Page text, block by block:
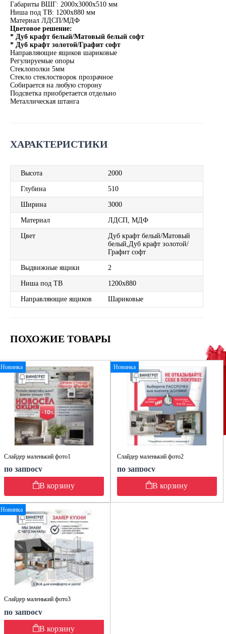
Габариты ВШГ: 2000х3000х510 мм
Ниша под ТВ: 1200х880 мм
Материал ЛДСП/МДФ
Цветовое решение:
* Дуб крафт белый/Матовый белый софт
* Дуб крафт золотой/Графит софт
Направляющие ящиков шариковые
Регулируемые опоры
Стеклополки 5мм
Стекло стеклостворок прозрачное
Собирается на любую сторону
Подсветка приобретается отдельно
Металлическая штанга
ХАРАКТЕРИСТИКИ
Высота 2000
Глубина 510
Ширина 3000
Материал ЛДСП, МДФ
Цвет
Дуб крафт белый/Матовый
белый,Дуб крафт золотой/
Графит софт
Выдвижные ящики 2
Ниша под ТВ 1200х880
Направляющие ящиков Шариковые
ПОХОЖИЕ ТОВАРЫ
Новинка
Слайдер маленький фото1
по запросу
В корзину
Новинка
Слайдер маленький фото2
по запросу
В корзину
Новинка
Слайдер маленький фото3
по запросу
В корзину